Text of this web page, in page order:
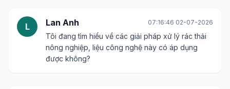
L Lan Anh 07:16:46 02-07-2026
Tôi đang tìm hiểu về các giải pháp xử lý rác thải
nông nghiệp, liệu công nghệ này có áp dụng
được không?